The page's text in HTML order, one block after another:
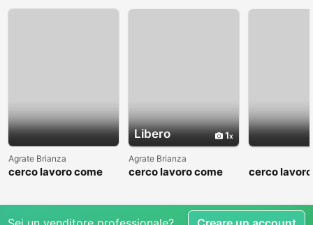
Agrate Brianza
cerco lavoro come
Libero 1
Agrate Brianza
cerco lavoro come
cerco